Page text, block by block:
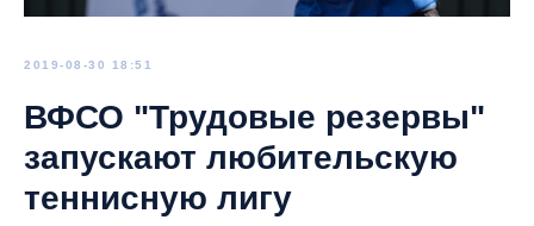
2019-08-30 18:51
ВФСО "Трудовые резервы"
запускают любительскую
теннисную лигу